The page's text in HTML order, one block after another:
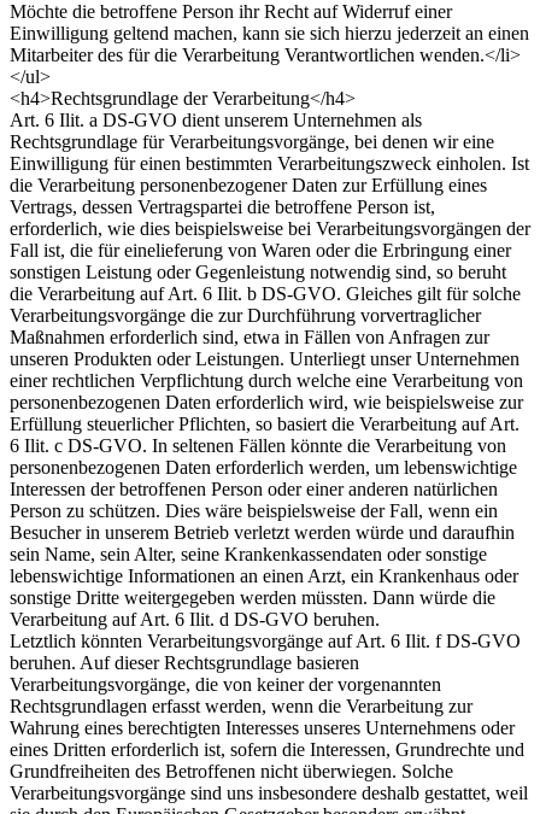
Möchte die betroffene Person ihr Recht auf Widerruf einer
Einwilligung geltend machen, kann sie sich hierzu jederzeit an einen
Mitarbeiter des für die Verarbeitung Verantwortlichen wenden.</li>
</ul>
<h4>Rechtsgrundlage der Verarbeitung</h4>
Art. 6 Ilit. a DS-GVO dient unserem Unternehmen als
Rechtsgrundlage für Verarbeitungsvorgänge, bei denen wir eine
Einwilligung für einen bestimmten Verarbeitungszweck einholen. Ist
die Verarbeitung personenbezogener Daten zur Erfüllung eines
Vertrags, dessen Vertragspartei die betroffene Person ist,
erforderlich, wie dies beispielsweise bei Verarbeitungsvorgängen der
Fall ist, die für einelieferung von Waren oder die Erbringung einer
sonstigen Leistung oder Gegenleistung notwendig sind, so beruht
die Verarbeitung auf Art. 6 Ilit. b DS-GVO. Gleiches gilt für solche
Verarbeitungsvorgänge die zur Durchführung vorvertraglicher
Maßnahmen erforderlich sind, etwa in Fällen von Anfragen zur
unseren Produkten oder Leistungen. Unterliegt unser Unternehmen
einer rechtlichen Verpflichtung durch welche eine Verarbeitung von
personenbezogenen Daten erforderlich wird, wie beispielsweise zur
Erfüllung steuerlicher Pflichten, so basiert die Verarbeitung auf Art.
6 Ilit. c DS-GVO. In seltenen Fällen könnte die Verarbeitung von
personenbezogenen Daten erforderlich werden, um lebenswichtige
Interessen der betroffenen Person oder einer anderen natürlichen
Person zu schützen. Dies wäre beispielsweise der Fall, wenn ein
Besucher in unserem Betrieb verletzt werden würde und daraufhin
sein Name, sein Alter, seine Krankenkassendaten oder sonstige
lebenswichtige Informationen an einen Arzt, ein Krankenhaus oder
sonstige Dritte weitergegeben werden müssten. Dann würde die
Verarbeitung auf Art. 6 Ilit. d DS-GVO beruhen.
Letztlich könnten Verarbeitungsvorgänge auf Art. 6 Ilit. f DS-GVO
beruhen. Auf dieser Rechtsgrundlage basieren
Verarbeitungsvorgänge, die von keiner der vorgenannten
Rechtsgrundlagen erfasst werden, wenn die Verarbeitung zur
Wahrung eines berechtigten Interesses unseres Unternehmens oder
eines Dritten erforderlich ist, sofern die Interessen, Grundrechte und
Grundfreiheiten des Betroffenen nicht überwiegen. Solche
Verarbeitungsvorgänge sind uns insbesondere deshalb gestattet, weil